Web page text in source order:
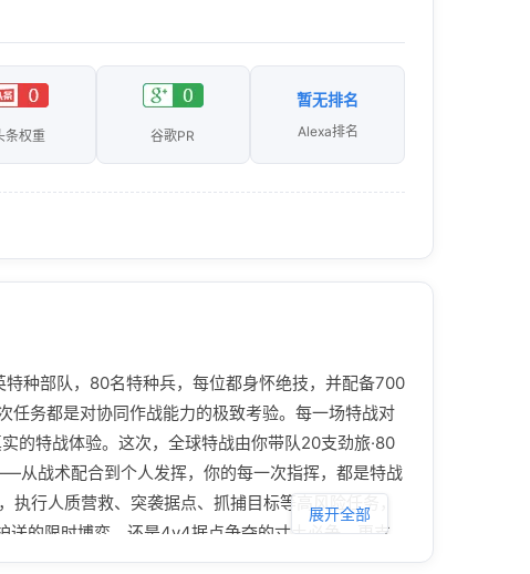
条权重 谷歌PR
暂无排名
Alexa排名
种部队，80名特种兵，每位都身怀绝技，并配备700
任务都是对协同作战能力的极致考验。每一场特战对
的特战体验。这次，全球特战由你带队20支劲旅·80
从战术配合到个人发挥，你的每一次指挥，都是特战
行人质营救、突袭据点、抓捕目标等高风险任务，
送的限时博弈，还是4v4据点争夺的寸土必争，更支
手视角”+TPS全局观察“指挥官视角”，一键切换无卡
展开全部